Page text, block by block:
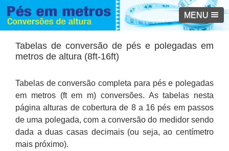
MENU
Tabelas de conversão de pés e polegadas em
metros de altura (8ft-16ft)
Tabelas de conversão completa para pés e polegadas
em metros (ft em m) conversões. As tabelas nesta
página alturas de cobertura de 8 a 16 pés em passos
de uma polegada, com a conversão do medidor sendo
dada a duas casas decimais (ou seja, ao centímetro
mais próximo).